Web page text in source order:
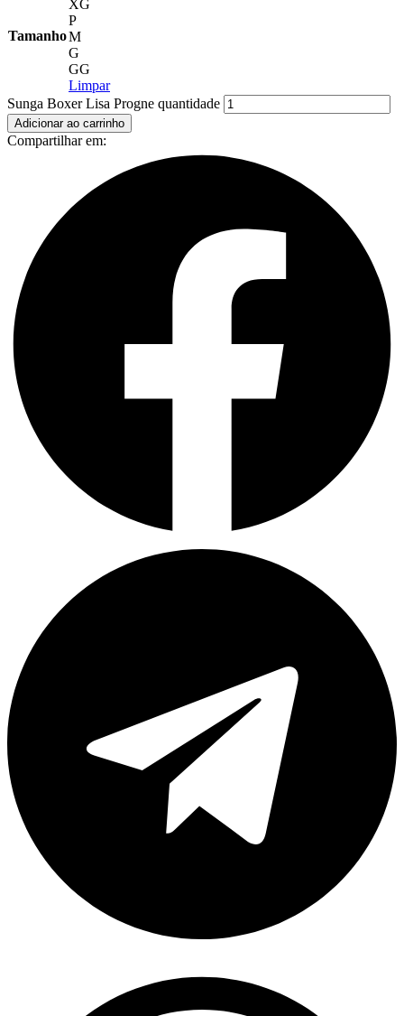
Tamanho
XG
P
M
G
GG
Limpar
Sunga Boxer Lisa Progne quantidade
Adicionar ao carrinho
Compartilhar em: